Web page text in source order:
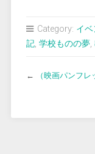
Category: イ
記, 学校ものの夢,
←
（映画パンフ